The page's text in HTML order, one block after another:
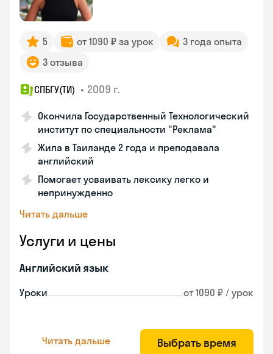
5 от 1090 ₽ за урок
3 года опыта
3 отзыва
СПБГУ(ТИ) • 2009 г.
Окончила Государственный Технологический
институт по специальности "Реклама"
Жила в Таиланде 2 года и преподавала
английский
Помогает усваивать лексику легко и
непринужденно
Читать дальше
Услуги и цены
Английский язык
Уроки от 1090 ₽ / урок
Читать дальше Выбрать время